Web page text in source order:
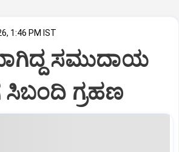
1:46 PM IST
ಸಮುದಾಯ
ಸಿಬಂದಿ ಗ್ರಹಣ